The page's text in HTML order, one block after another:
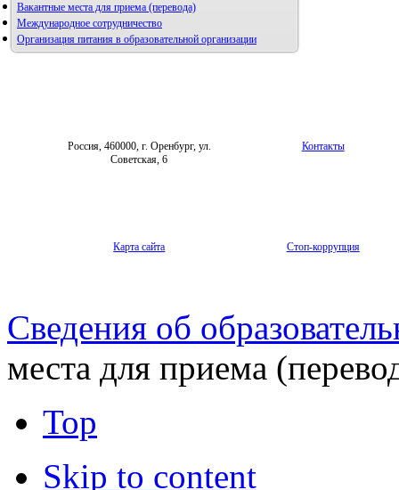
Вакантные места для приема (перевода)
Международное сотрудничество
Организация питания в образовательной организации
Россия, 460000, г. Оренбург, ул.
Советская, 6
Контакты
Карта сайта Стоп-коррупция
Сведения об
места для приема
Top
Skip to content